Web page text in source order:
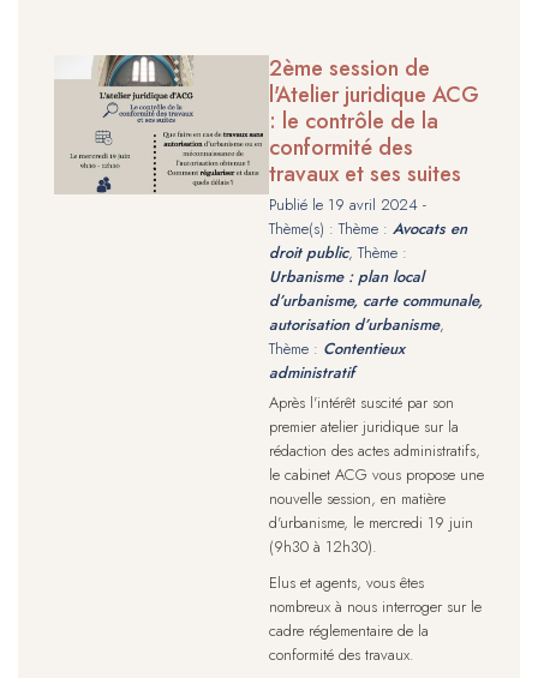
2ème session de
l'Atelier juridique ACG
: le contrôle de la
conformité des
travaux et ses suites
Publié le 19 avril 2024 -
Thème(s) : Thème : Avocats en
droit public, Thème :
Urbanisme : plan local
d’urbanisme, carte communale,
autorisation d’urbanisme,
Thème : Contentieux
administratif
Après l'intérêt suscité par son
premier atelier juridique sur la
rédaction des actes administratifs,
le cabinet ACG vous propose une
nouvelle session, en matière
d'urbanisme, le mercredi 19 juin
(9h30 à 12h30).
Elus et agents, vous êtes
nombreux à nous interroger sur le
cadre réglementaire de la
conformité des travaux.